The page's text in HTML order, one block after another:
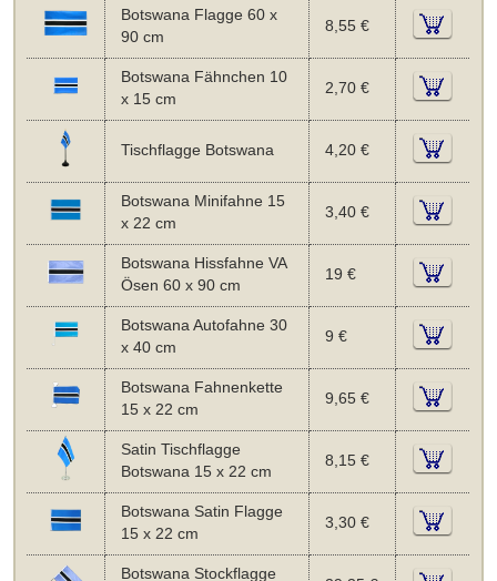
Botswana Flagge 60 x
90 cm
8,55 €
Botswana Fähnchen 10
x 15 cm
2,70 €
Tischflagge Botswana 4,20 €
Botswana Minifahne 15
x 22 cm
3,40 €
Botswana Hissfahne VA
Ösen 60 x 90 cm
19 €
Botswana Autofahne 30
x 40 cm
9 €
Botswana Fahnenkette
15 x 22 cm
9,65 €
Satin Tischflagge
Botswana 15 x 22 cm
8,15 €
Botswana Satin Flagge
15 x 22 cm
3,30 €
Botswana Stockflagge